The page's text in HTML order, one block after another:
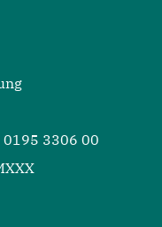
0195 3306 00